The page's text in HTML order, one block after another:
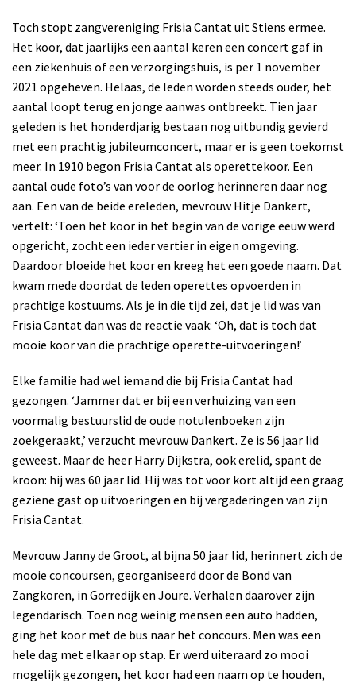
Toch stopt zangvereniging Frisia Cantat uit Stiens ermee.
Het koor, dat jaarlijks een aantal keren een concert gaf in
een ziekenhuis of een verzorgingshuis, is per 1 november
2021 opgeheven. Helaas, de leden worden steeds ouder, het
aantal loopt terug en jonge aanwas ontbreekt. Tien jaar
geleden is het honderdjarig bestaan nog uitbundig gevierd
met een prachtig jubileumconcert, maar er is geen toekomst
meer. In 1910 begon Frisia Cantat als operettekoor. Een
aantal oude foto’s van voor de oorlog herinneren daar nog
aan. Een van de beide ereleden, mevrouw Hitje Dankert,
vertelt: ‘Toen het koor in het begin van de vorige eeuw werd
opgericht, zocht een ieder vertier in eigen omgeving.
Daardoor bloeide het koor en kreeg het een goede naam. Dat
kwam mede doordat de leden operettes opvoerden in
prachtige kostuums. Als je in die tijd zei, dat je lid was van
Frisia Cantat dan was de reactie vaak: ‘Oh, dat is toch dat
mooie koor van die prachtige operette-uitvoeringen!’
Elke familie had wel iemand die bij Frisia Cantat had
gezongen. ‘Jammer dat er bij een verhuizing van een
voormalig bestuurslid de oude notulenboeken zijn
zoekgeraakt,’ verzucht mevrouw Dankert. Ze is 56 jaar lid
geweest. Maar de heer Harry Dijkstra, ook erelid, spant de
kroon: hij was 60 jaar lid. Hij was tot voor kort altijd een graag
geziene gast op uitvoeringen en bij vergaderingen van zijn
Frisia Cantat.
Mevrouw Janny de Groot, al bijna 50 jaar lid, herinnert zich de
mooie concoursen, georganiseerd door de Bond van
Zangkoren, in Gorredijk en Joure. Verhalen daarover zijn
legendarisch. Toen nog weinig mensen een auto hadden,
ging het koor met de bus naar het concours. Men was een
hele dag met elkaar op stap. Er werd uiteraard zo mooi
mogelijk gezongen, het koor had een naam op te houden,